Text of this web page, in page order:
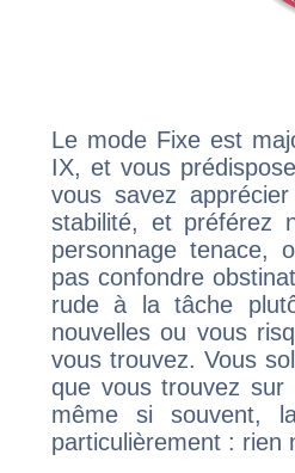
Le mode Fixe est
IX, et vous
vous savez
stabilité, et préférez
personnage tenace,
pas confondre
rude à la tâche
nouvelles ou vous
vous trouvez. Vous
que vous trouvez
même si souvent,
particulièrement : rien